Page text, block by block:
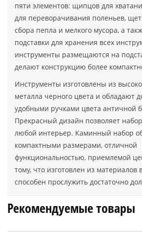
пяти элементов: щипцов для
для переворачивания поленьев,
сбора пепла и мелкого мусора, а
подставки для хранения всех
инструменты размещаются на
делают конструкцию более
Инструменты изготовлены из
металла черного цвета и обладают
удобными ручками цвета античной
Прекрасный дизайн позволяет
любой интерьер. Каминный набор
компактными размерами, отличной
функциональностью, приемлемой
тому, что изготовлен из материалов
способен прослужить достаточно
Рекомендуемые товары